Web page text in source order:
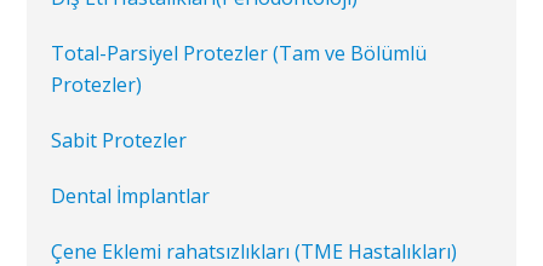
Total-Parsiyel Protezler (Tam ve Bölümlü
Protezler)
Sabit Protezler
Dental İmplantlar
Çene Eklemi rahatsızlıkları (TME Hastalıkları)